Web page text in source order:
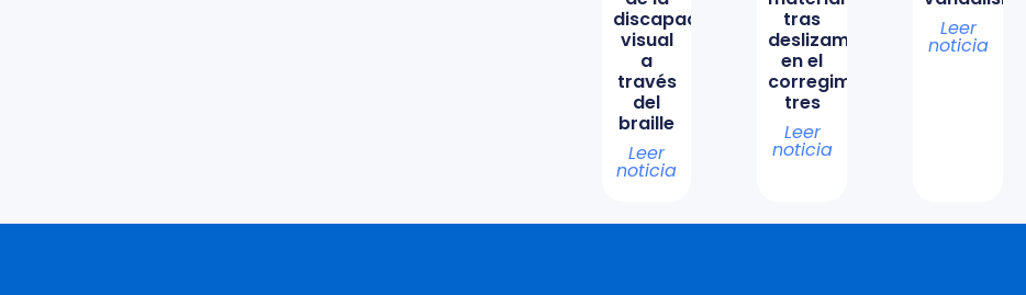
discapacidad
visual
a
través
del
braille
Leer
noticia
tras
deslizamiento
en el
corregimiento
tres
Leer
noticia
Leer
noticia